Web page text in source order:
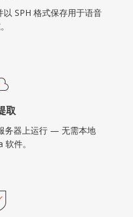
SPH 格式保存用于语音
取
务器上运行 — 无需本地
件。